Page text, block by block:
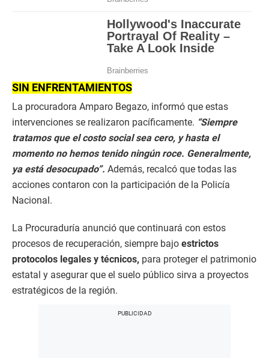
SIN ENFRENTAMIENTOS
La procuradora Amparo Begazo, informó que estas
intervenciones se realizaron pacíficamente. “Siempre
tratamos que el costo social sea cero, y hasta el
momento no hemos tenido ningún roce. Generalmente,
ya está desocupado”. Además, recalcó que todas las
acciones contaron con la participación de la Policía
Nacional.
La Procuraduría anunció que continuará con estos
procesos de recuperación, siempre bajo estrictos
protocolos legales y técnicos, para proteger el patrimonio
estatal y asegurar que el suelo público sirva a proyectos
estratégicos de la región.